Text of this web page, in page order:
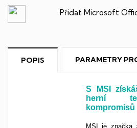
Přidat Microsoft
POPIS PARAMETRY
S MSI
herní
kompromisů
MSI je značka